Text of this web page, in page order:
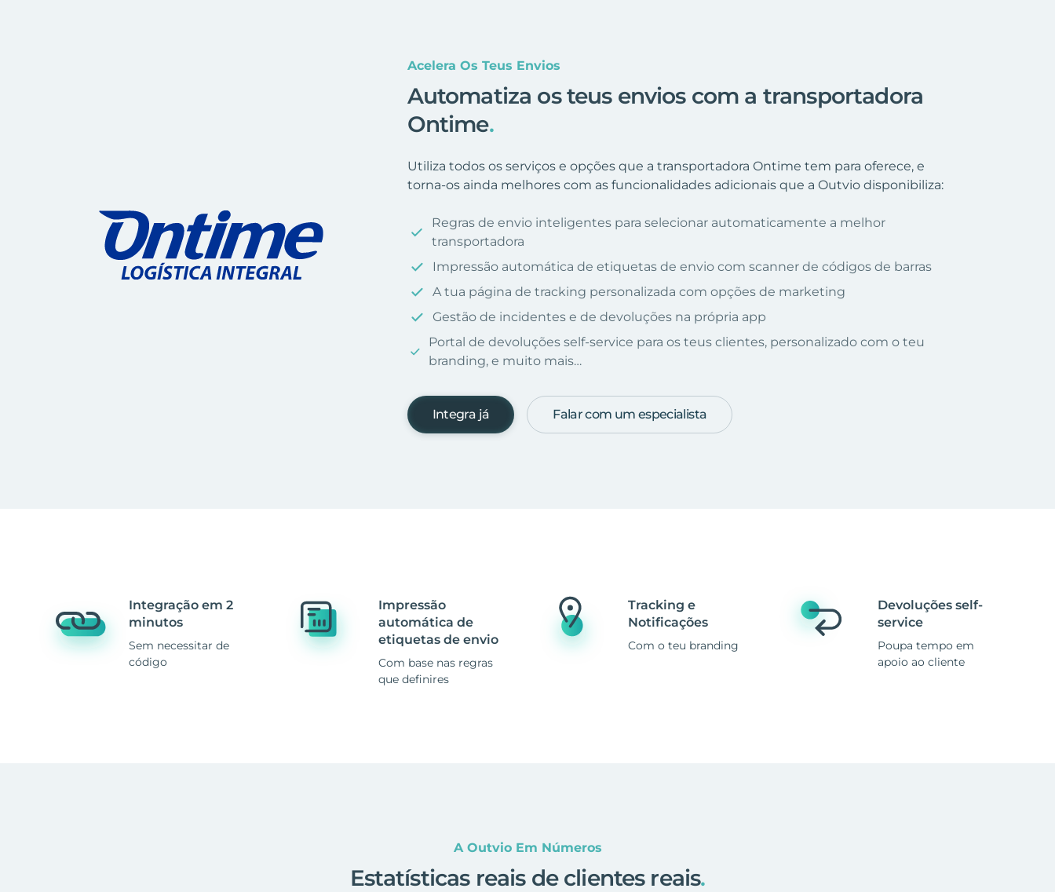
Acelera Os Teus Envios
Automatiza os teus envios com a transportadora
Ontime.
Utiliza todos os serviços e opções que a transportadora Ontime tem para oferece, e
torna-os ainda melhores com as funcionalidades adicionais que a Outvio disponibiliza:
Regras de envio inteligentes para selecionar automaticamente a melhor
transportadora
Impressão automática de etiquetas de envio com scanner de códigos de barras
A tua página de tracking personalizada com opções de marketing
Gestão de incidentes e de devoluções na própria app
Portal de devoluções self-service para os teus clientes, personalizado com o teu
branding, e muito mais…
Integra já Falar com um especialista
Integração em 2
minutos
Sem necessitar de
código
Impressão
automática de
etiquetas de envio
Com base nas regras
que definires
Tracking e
Notificações
Com o teu branding
Devoluções self-
service
Poupa tempo em
apoio ao cliente
A Outvio Em Números
Estatísticas reais de clientes reais.